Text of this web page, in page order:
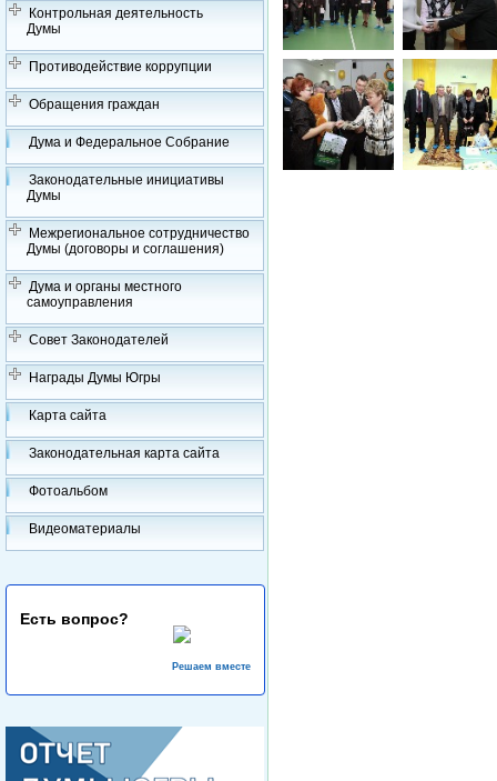
Контрольная деятельность
Думы
Противодействие коррупции
Обращения граждан
Дума и Федеральное Собрание
Законодательные инициативы
Думы
Межрегиональное сотрудничество
Думы (договоры и соглашения)
Дума и органы местного
самоуправления
Совет Законодателей
Награды Думы Югры
Карта сайта
Законодательная карта сайта
Фотоальбом
Видеоматериалы
Есть вопрос?
Решаем вместе